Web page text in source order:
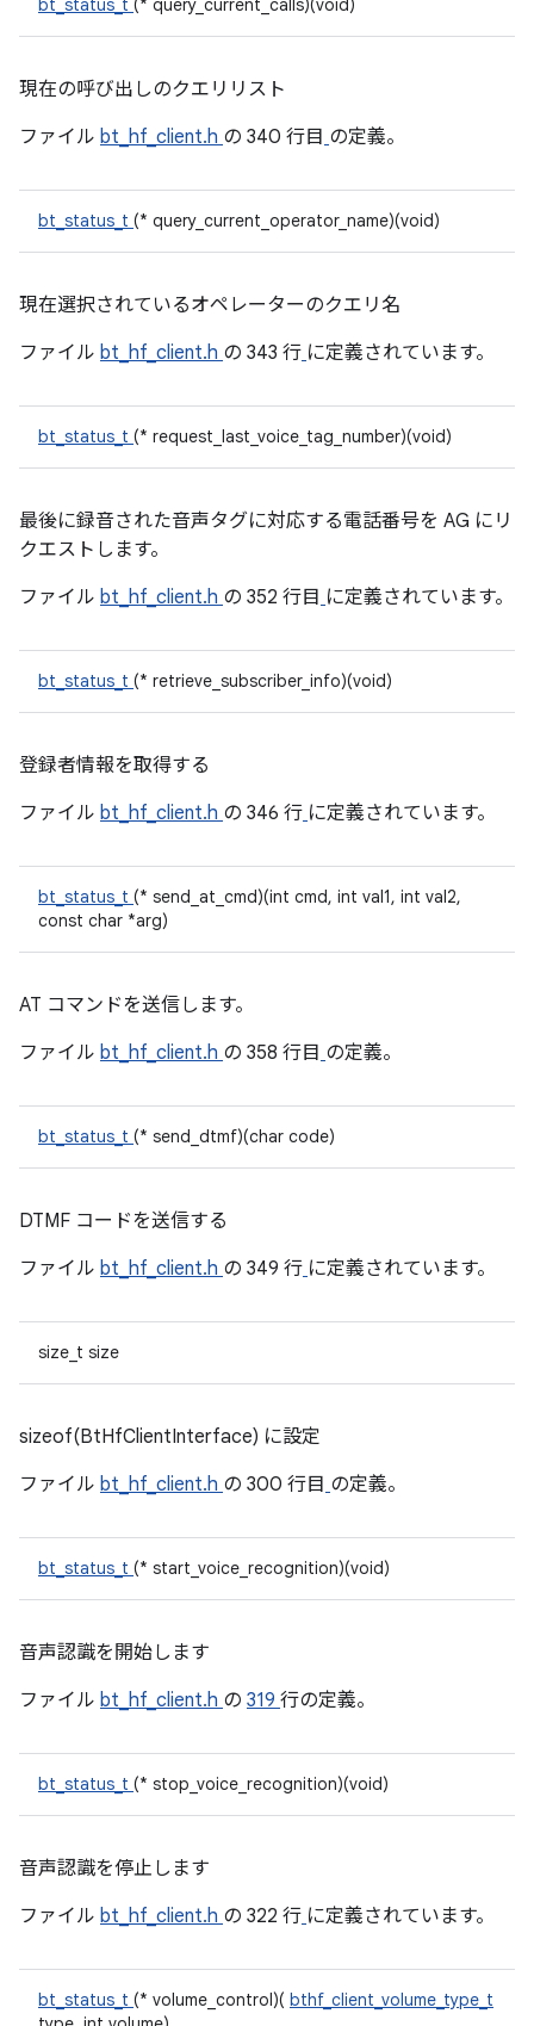
bt_status_t (* query_current_calls)(void)
現在の呼び出しのクエリリスト
ファイル bt_hf_client.h の 340 行目 の定義。
bt_status_t (* query_current_operator_name)(void)
現在選択されているオペレーターのクエリ名
ファイル bt_hf_client.h の 343 行 に定義されています。
bt_status_t (* request_last_voice_tag_number)(void)
最後に録音された音声タグに対応する電話番号を AG にリ
クエストします。
ファイル bt_hf_client.h の 352 行目 に定義されています。
bt_status_t (* retrieve_subscriber_info)(void)
登録者情報を取得する
ファイル bt_hf_client.h の 346 行 に定義されています。
bt_status_t (* send_at_cmd)(int cmd, int val1, int val2,
const char *arg)
AT コマンドを送信します。
ファイル bt_hf_client.h の 358 行目 の定義。
bt_status_t (* send_dtmf)(char code)
DTMF コードを送信する
ファイル bt_hf_client.h の 349 行 に定義されています。
size_t size
sizeof(BtHfClientInterface) に設定
ファイル bt_hf_client.h の 300 行目 の定義。
bt_status_t (* start_voice_recognition)(void)
音声認識を開始します
ファイル bt_hf_client.h の 319 行の定義。
bt_status_t (* stop_voice_recognition)(void)
音声認識を停止します
ファイル bt_hf_client.h の 322 行 に定義されています。
bt_status_t (* volume_control)( bthf_client_volume_type_t